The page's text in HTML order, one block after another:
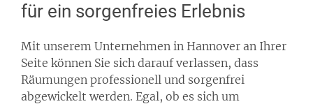
für ein sorgenfreies Erlebnis
Mit unserem Unternehmen in Hannover an Ihrer
Seite können Sie sich darauf verlassen, dass
Räumungen professionell und sorgenfrei
abgewickelt werden. Egal, ob es sich um